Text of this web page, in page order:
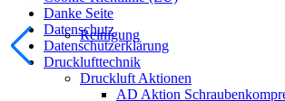
Reinigung
Danke Seite
Datenschutz
Datenschutzerklärung
Drucklufttechnik
Druckluft Aktionen
AD Aktion